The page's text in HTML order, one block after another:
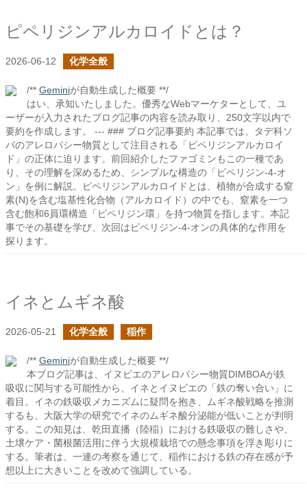
ピペリジンアルカロイドとは？
2026-06-12 化学全般
/** Geminiが自動生成した概要 **/
はい、承知いたしました。優秀なWebマーケターとして、ユ
ーザーが入力されたブログ記事の内容を読み取り、250文字以内で
要約を作成します。 --- ### ブログ記事要約 本記事では、タデ科ソ
バのアレロパシー物質として注目される「ピペリジンアルカロイ
ド」の正体に迫ります。前回紹介したファゴミンもこの一種であ
り、その理解を深めるため、シンプルな構造の「ピペリジン-4-オ
ン」を例に解説。ピペリジンアルカロイドとは、植物が合成する窒
素(N)を含む塩基性化合物（アルカロイド）の中でも、窒素を一つ
含む飽和6員環構造「ピペリジン環」を持つ物質を指します。本記
事でその基礎を学び、次回はピペリジン-4-オンの具体的な作用を
探ります。
イネとムギネ酸
2026-05-21 化学全般 稲作
/** Geminiが自動生成した概要 **/
本ブログ記事は、イヌビエのアレロパシー物質DIMBOAが鉄
吸収に関与する可能性から、イネとイヌビエの「鉄の奪い合い」に
着目。イネの鉄吸収メカニズムに疑問を抱き、ムギネ酸戦略を推測
するも、大阪大学の研究でイネのムギネ酸分泌能が低いことが判明
する。この知見は、乾田直播（陸稲）における鉄吸収の難しさや、
土壌ケア・菌根菌活用に伴う大規模栽培での懸念事項を浮き彫りに
する。筆者は、一連の考察を通じて、稲作における鉄の存在感が予
想以上に大きいことを改めて強調している。